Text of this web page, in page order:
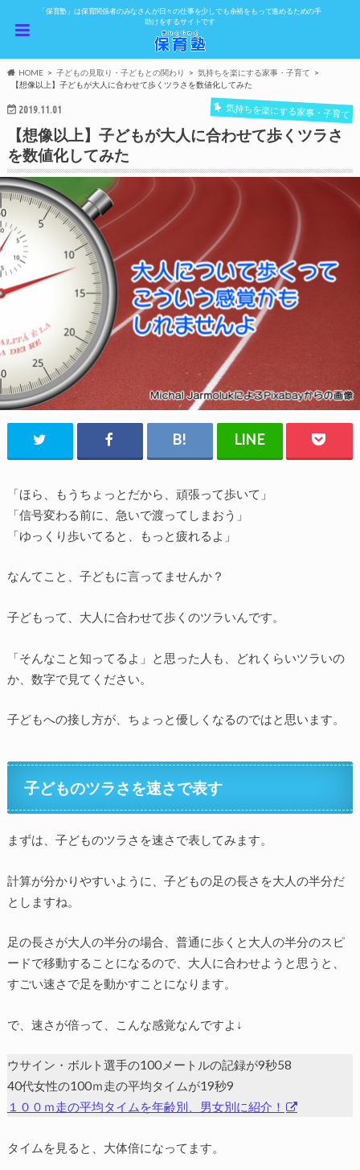
「保育塾」は保育関係者のみなさんが日々の仕事を少しでも余裕をもって進めるための手
助けをするサイトです
HOME 子どもの見取り・子どもとの関わり
気持ちを楽にする家事・子育て
【想像以上】子どもが大人に合わせて歩くツラさを数値化してみた
2019.11.01 気持ちを楽にする家事・子育て
【想像以上】子どもが大人に合わせて歩くツラさ
を数値化してみた
「ほら、もうちょっとだから、頑張って歩いて」
「信号変わる前に、急いで渡ってしまおう」
「ゆっくり歩いてると、もっと疲れるよ」
なんてこと、子どもに言ってませんか？
子どもって、大人に合わせて歩くのツラいんです。
「そんなこと知ってるよ」と思った人も、どれくらいツラいの
か、数字で見てください。
子どもへの接し方が、ちょっと優しくなるのではと思います。
子どものツラさを速さで表す
まずは、子どものツラさを速さで表してみます。
計算が分かりやすいように、子どもの足の長さを大人の半分だ
としますね。
足の長さが大人の半分の場合、普通に歩くと大人の半分のスピ
ードで移動することになるので、大人に合わせようと思うと、
すごい速さで足を動かすことになります。
で、速さが倍って、こんな感覚なんですよ↓
ウサイン・ボルト選手の100メートルの記録が9秒58
40代女性の100ｍ走の平均タイムが19秒9
１００ｍ走の平均タイムを年齢別、男女別に紹介！
タイムを見ると、大体倍になってます。